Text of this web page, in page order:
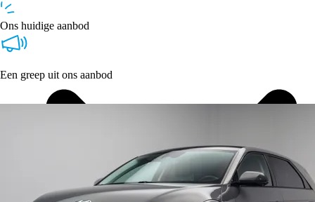
Ons huidige aanbod
Een greep uit ons aanbod